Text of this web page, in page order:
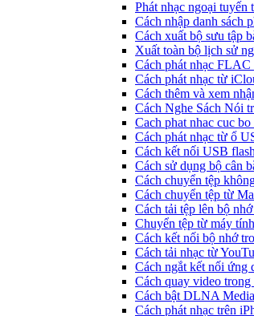
Phát nhạc ngoại
Cách nhập danh sách
Cách xuất bộ sưu tập
Xuất toàn bộ lịch sử
Cách phát nhạc FLAC
Cách phát nhạc từ
Cách thêm và xem
Cách Nghe Sách Nói
Cach phat nhac cuc
Cách phát nhạc từ ổ
Cách kết nối USB
Cách sử dụng bộ cân
Cách chuyển tệp
Cách chuyển tệp từ
Cách tải tệp lên bộ
Chuyển tệp từ máy
Cách kết nối bộ nhớ
Cách tải nhạc từ
Cách ngắt kết nối ứng
Cách quay video
Cách bật DLNA
Cách phát nhạc trên